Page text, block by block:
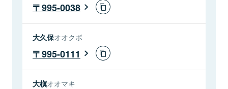
995-0038
大久保オオクボ
995-0111
大槇オオマキ